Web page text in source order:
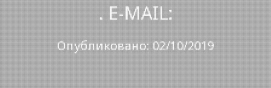
. E-MAIL:
Опубликовано: 02/10/2019